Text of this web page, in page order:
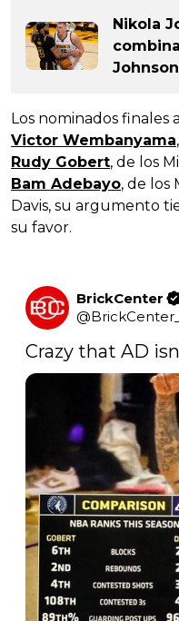
Nikola
Los nominados finales
Victor Wembanyama
Rudy Gobert, de los
Bam Adebayo, de los
Davis, su argumento
su favor.
BrickCenter
@BrickCenter_
Crazy that AD